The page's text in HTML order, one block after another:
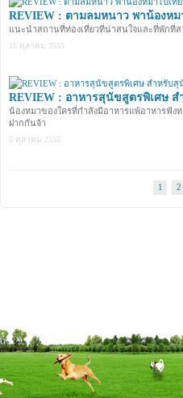
REVIEW : ตามลมหนาว พาน้องหม
แนะนำสถานที่ท่องเที่ยวที่น่าสนใจและที่พักที่
15 ตุลาคม 2555
REVIEW : อาหารสุนัขสูตรพิเศษ
น้องหมาของใครที่กำลังมีอาหารแพ้อาหารฟัง
ฝากกันจ้า
5 ตุลาคม 2555
1 2